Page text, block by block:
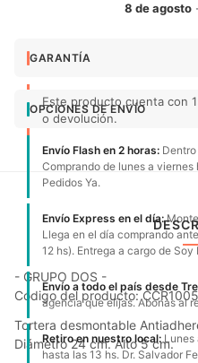
8 de agosto
GARANTÍA
Este producto cuenta con
o devolución.
OPCIONES DE ENVÍO
Envío Flash en 2 horas:
Comprando de lunes a viernes
Pedidos Ya.
Envío Express en el día:
Llega en el día comprando
12 hs). Entrega a cargo de Soy
Envío a todo el país desde
agencia que elijas. Abonas al
Retiro en nuestro local:Lunes
hasta las 13 hs. Dr. Salvador
- GRUPO DOS -
Código del producto:
Tortera desmontable
Diámetro 24 cm. Alto 5 cm.